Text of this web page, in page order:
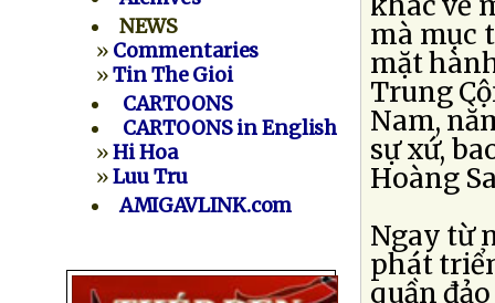
NEWS
» Commentaries
»Tin The Gioi
CARTOONS
CARTOONS in English
»Hi Hoa
»Luu Tru
AMIGAVLINK.com
mà mục
mặt
Trung
Nam,
sự xứ,
Hoàng
Ngay từ
phát
quần